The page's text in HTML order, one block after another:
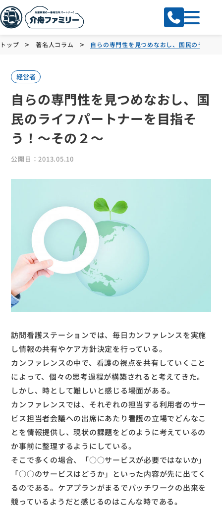
トップ > 著名人コラム > 自らの専門性を見つめなおし、国民のライフ
経営者
自らの専門性を見つめなおし、国
民のライフパートナーを目指そ
う！～その２～
公開日：2013.05.10
訪問看護ステーションでは、毎日カンファレンスを実施
し情報の共有やケア方針決定を行っている。
カンファレンスの中で、看護の視点を共有していくこと
によって、個々の思考過程が構築されると考えてきた。
しかし、時として難しいと感じる場面がある。
カンファレンスでは、それぞれの担当する利用者のサー
ビス担当者会議への出席にあたり看護の立場でどんなこ
とを情報提供し、現状の課題をどのように考えているの
か事前に整理するようにしている。
そこで多くの場合、「○○サービスが必要ではないか」
「○○のサービスはどうか」といった内容が先に出てく
るのである。ケアプランがまるでパッチワークの出来を
競っているようだと感じるのはこんな時である。